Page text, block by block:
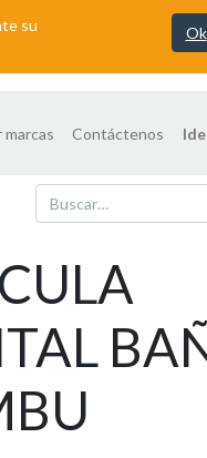
su
Ok
marcas Contáctenos